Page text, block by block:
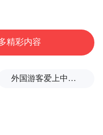
绿空间或为重大项
级战略留白用地分
精彩内容
外国游客爱上中国旅拍、汉服和美甲